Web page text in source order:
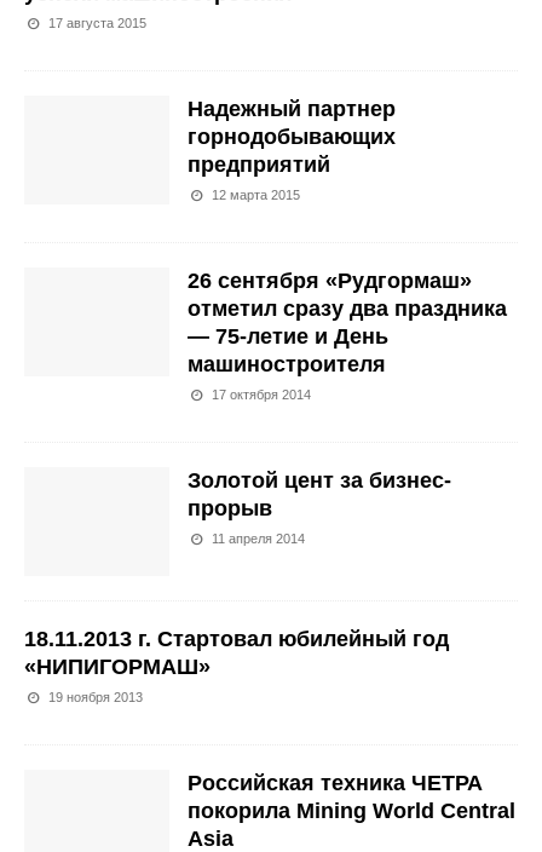
17 августа 2015
Надежный партнер
горнодобывающих
предприятий
12 марта 2015
26 сентября «Рудгормаш»
отметил сразу два праздника
— 75-летие и День
машиностроителя
17 октября 2014
Золотой цент за бизнес-
прорыв
11 апреля 2014
18.11.2013 г. Стартовал юбилейный год
«НИПИГОРМАШ»
19 ноября 2013
Российская техника ЧЕТРА
покорила Mining World Central
Asia